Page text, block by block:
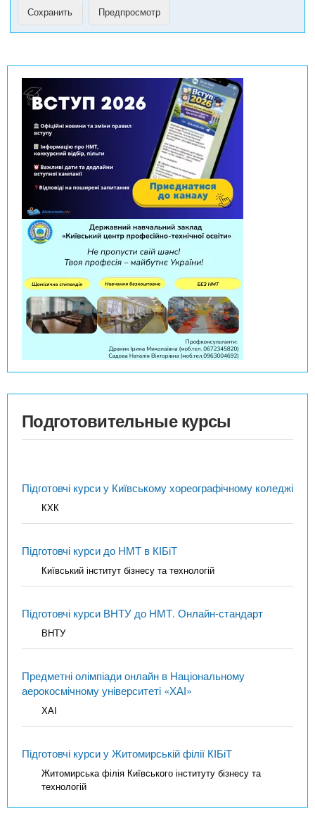
Подготовительные курсы
Підготовчі курси у Київському хореографічному коледжі
КХК
Підготовчі курси до НМТ в КІБіТ
Київський інститут бізнесу та технологій
Підготовчі курси ВНТУ до НМТ. Онлайн-стандарт
ВНТУ
Предметні олімпіади онлайн в Національному
аерокосмічному університеті «ХАІ»
ХАІ
Підготовчі курси у Житомирській філії КІБіТ
Житомирська філія Київського інституту бізнесу та
технологій